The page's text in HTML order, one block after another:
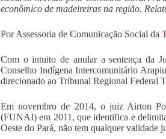
econômico de madeireiras na região.
Por Assessoria de Comunicação Social da
Com o intuito de anular a sentença da
Conselho Indígena Intercomunitário
direcionado ao Tribunal Regional Federal
Em novembro de 2014, o juiz Airton
(FUNAI) em 2011, que identifica e
Oeste do Pará, não tem qualquer validade